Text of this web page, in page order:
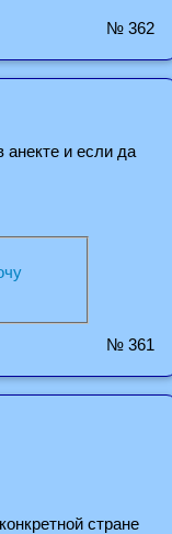
№ 362
анекте и если да
№ 361
стране